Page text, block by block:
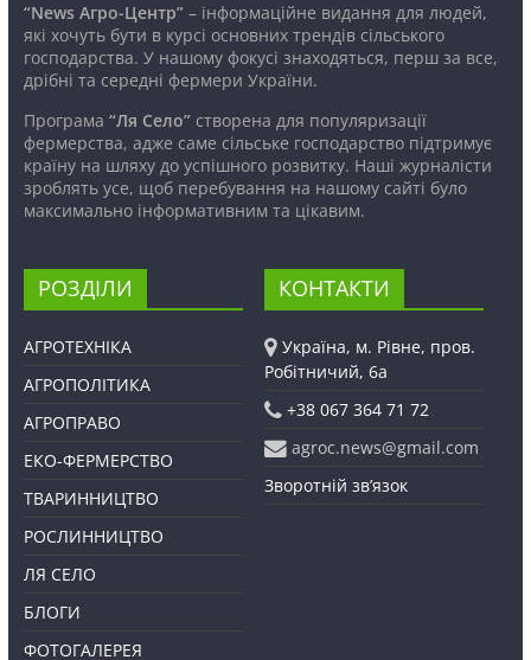
“News Агро-Центр”– інформаційне видання для людей,
які хочуть бути в курсі основних трендів сільського
господарства. У нашому фокусі знаходяться, перш за все,
дрібні та середні фермери України.
Програма “Ля Село”створена для популяризації
фермерства, адже саме сільське господарство підтримує
країну на шляху до успішного розвитку. Наші журналісти
зроблять усе, щоб перебування на нашому сайті було
максимально інформативним та цікавим.
РОЗДІЛИ
АГРОТЕХНІКА
АГРОПОЛІТИКА
АГРОПРАВО
ЕКО-ФЕРМЕРСТВО
ТВАРИННИЦТВО
РОСЛИННИЦТВО
ЛЯ СЕЛО
БЛОГИ
ФОТОГАЛЕРЕЯ
КОНТАКТИ
Україна, м. Рівне, пров.
Робітничий, 6а
+38 067 364 71 72
agroc.news@gmail.com
Зворотній зв’язок